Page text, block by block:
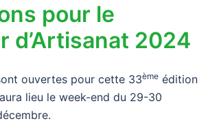
pour le
d’Artisanat 2024
ouvertes pour cette 33ème édition
lieu le week-end du 29-30